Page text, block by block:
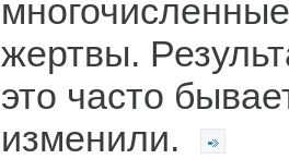
жертвы.
это часто
изменили.